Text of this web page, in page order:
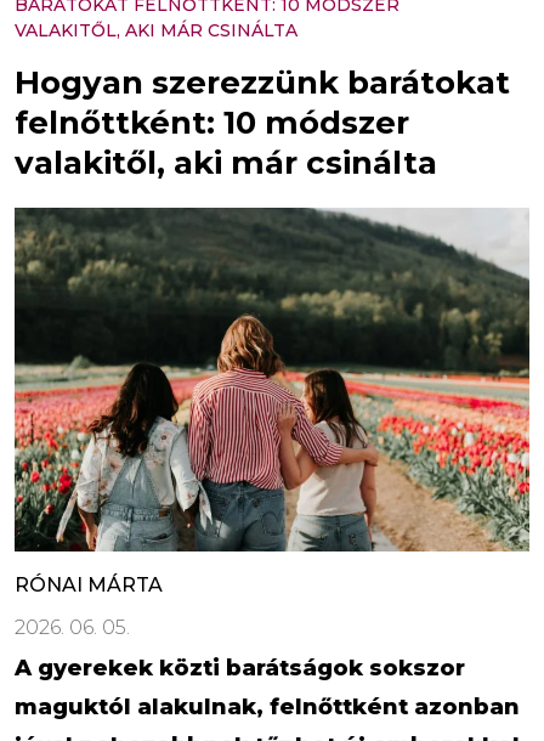
BARÁTOKAT FELNŐTTKÉNT: 10 MÓDSZER
VALAKITŐL, AKI MÁR CSINÁLTA
Hogyan szerezzünk barátokat
felnőttként: 10 módszer
valakitől, aki már csinálta
RÓNAI MÁRTA
2026. 06. 05.
A gyerekek közti barátságok sokszor
maguktól alakulnak, felnőttként azonban